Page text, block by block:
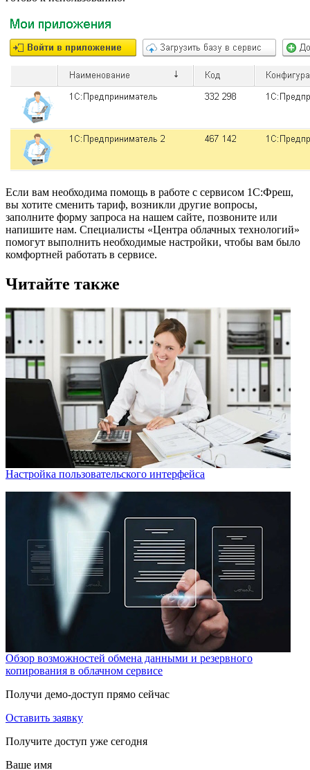
Если вам необходима помощь в работе с сервисом 1С:Фреш,
вы хотите сменить тариф, возникли другие вопросы,
заполните форму запроса на нашем сайте, позвоните или
напишите нам. Специалисты «Центра облачных технологий»
помогут выполнить необходимые настройки, чтобы вам было
комфортней работать в сервисе.
Читайте также
Настройка пользовательского интерфейса
Обзор возможностей обмена данными и резервного
копирования в облачном сервисе
Получи демо-доступ прямо сейчас
Оставить заявку
Получите доступ уже сегодня
Ваше имя